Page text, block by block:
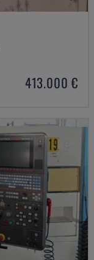
413.000 €